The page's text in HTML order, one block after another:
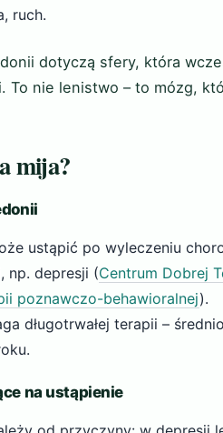
ruch.
dotyczą sfery, która
To nie lenistwo – to mózg,
mija?
ustąpić po wyleczeniu
np. depresji (Centrum Dobrej
poznawczo-behawioralnej).
długotrwałej terapii –
na ustąpienie